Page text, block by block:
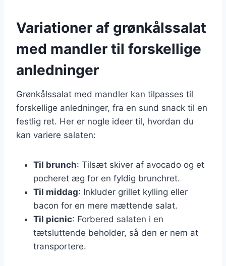
Variationer af grønkålssalat
med mandler til forskellige
anledninger
Grønkålssalat med mandler kan tilpasses til
forskellige anledninger, fra en sund snack til en
festlig ret. Her er nogle ideer til, hvordan du
kan variere salaten:
Til brunch: Tilsæt skiver af avocado og et
pocheret æg for en fyldig brunchret.
Til middag: Inkluder grillet kylling eller
bacon for en mere mættende salat.
Til picnic: Forbered salaten i en
tætsluttende beholder, så den er nem at
transportere.